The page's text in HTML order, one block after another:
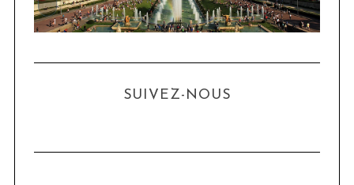
SUIVEZ-NOUS